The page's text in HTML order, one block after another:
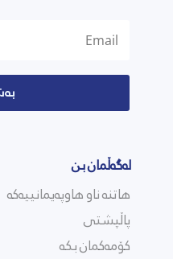
لەگەڵمان بن
هاتنە ناو هاوپەیمانییەکە
پاڵپشتی
کۆمەکمان بکە